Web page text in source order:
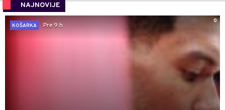
NAJNOVIJE
0
KOŠARKA
Pre 9 h